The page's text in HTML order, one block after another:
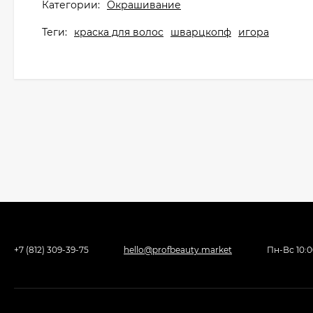
Категории: Окрашивание
Теги: краска для волос шварцкопф игора
+7 (812) 309-39-75 hello@profbeauty.market Пн-Вс